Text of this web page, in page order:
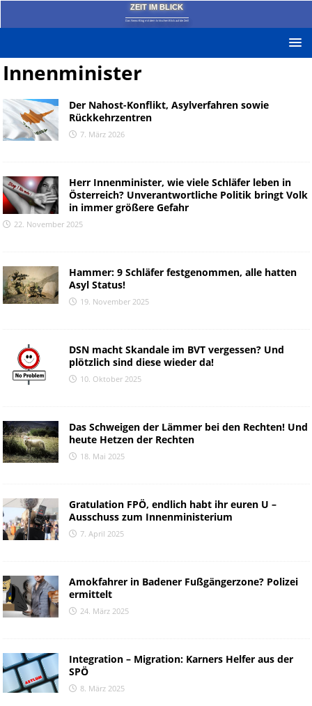
ZEIT IM BLICK
Das News-Blog mit dem kritischen Blick auf die Zeit!
Innenminister
Der Nahost-Konflikt, Asylverfahren sowie
Rückkehrzentren
7. März 2026
Herr Innenminister, wie viele Schläfer leben in
Österreich? Unverantwortliche Politik bringt Volk
in immer größere Gefahr
22. November 2025
Hammer: 9 Schläfer festgenommen, alle hatten
Asyl Status!
19. November 2025
DSN macht Skandale im BVT vergessen? Und
plötzlich sind diese wieder da!
10. Oktober 2025
Das Schweigen der Lämmer bei den Rechten! Und
heute Hetzen der Rechten
18. Mai 2025
Gratulation FPÖ, endlich habt ihr euren U –
Ausschuss zum Innenministerium
7. April 2025
Amokfahrer in Badener Fußgängerzone? Polizei
ermittelt
24. März 2025
Integration – Migration: Karners Helfer aus der
SPÖ
8. März 2025